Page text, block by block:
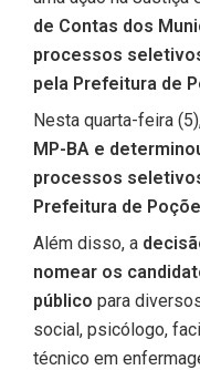
de Contas dos
processos
pela Prefeitura de
Nesta quarta-feira
MP-BA e
processos
Prefeitura de
Além disso, a
nomear os
público para
social, psicólogo,
técnico em